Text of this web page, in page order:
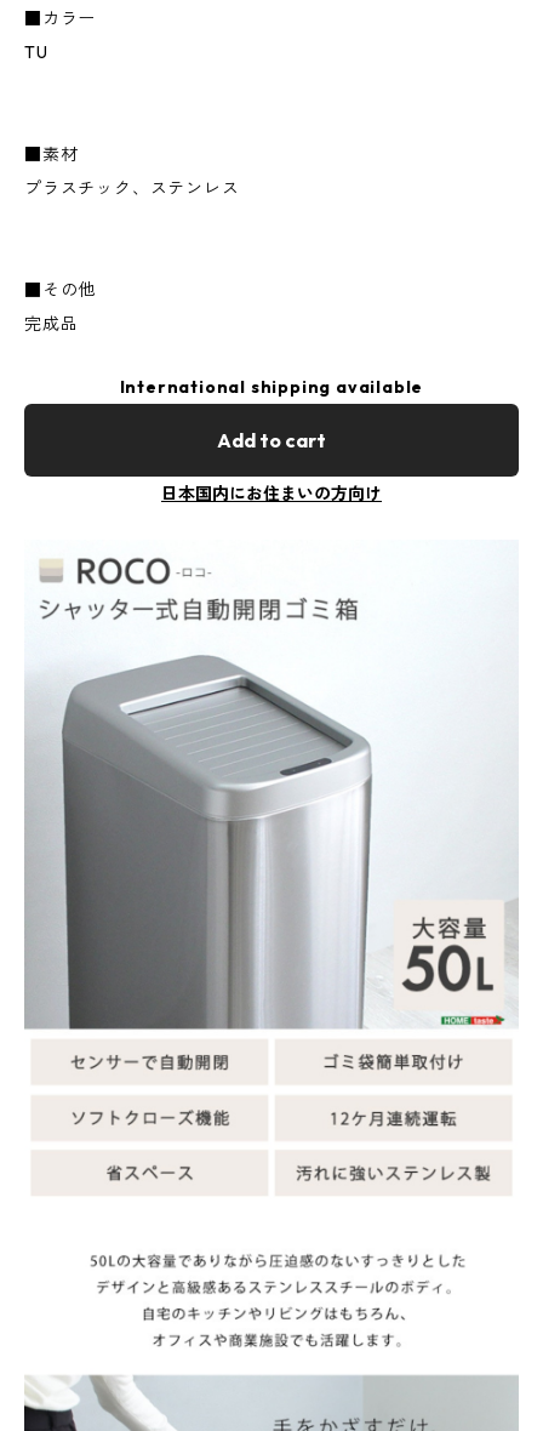
■カラー
TU
■素材
プラスチック、ステンレス
■その他
完成品
International shipping available
Add to cart
日本国内にお住まいの方向け